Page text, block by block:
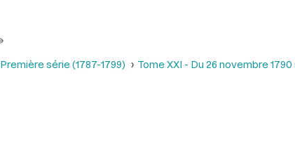
Première série (1787-1799) Tome XXI - Du 26 novembre 1790